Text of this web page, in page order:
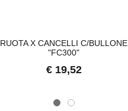
RUOTA X CANCELLI C/BULLONE
"FC300"
€ 19,52